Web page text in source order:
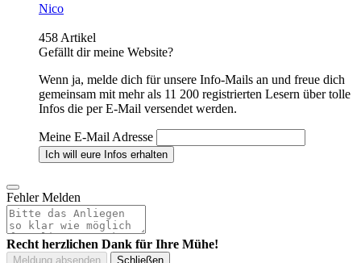
Nico
458 Artikel
Gefällt dir meine Website?
Wenn ja, melde dich für unsere Info-Mails an und freue dich
gemeinsam mit mehr als 11 200 registrierten Lesern über tolle
Infos die per E-Mail versendet werden.
Meine E-Mail Adresse
Fehler Melden
Recht herzlichen Dank für Ihre Mühe!